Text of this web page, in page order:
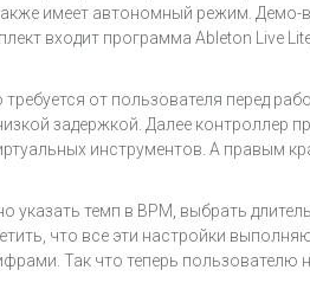
имеет автономный режим. Демо-
входит программа Ableton Live
от пользователя перед
задержкой. Далее контроллер
инструментов. А правым
темп в BPM, выбрать
что все эти настройки
Так что теперь пользователю